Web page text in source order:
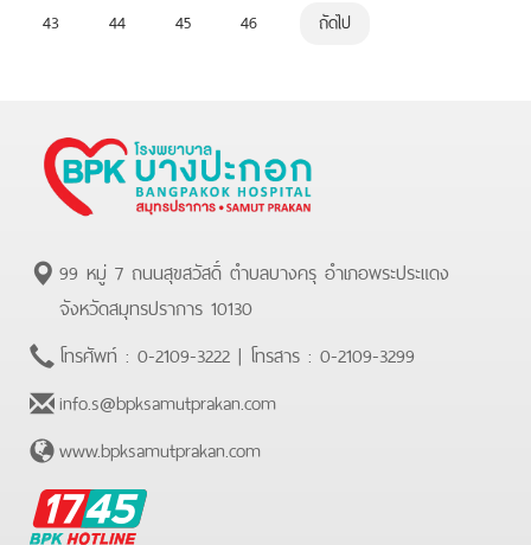
43
44 45 46 ถัดไป
99 หมู่ 7 ถนนสุขสวัสดิ์ ตำบลบางครุ อำเภอพระประแดง
จังหวัดสมุทรปราการ 10130
โทรศัพท์ : 0-2109-3222 | โทรสาร : 0-2109-3299
info.s@bpksamutprakan.com
www.bpksamutprakan.com
BPK